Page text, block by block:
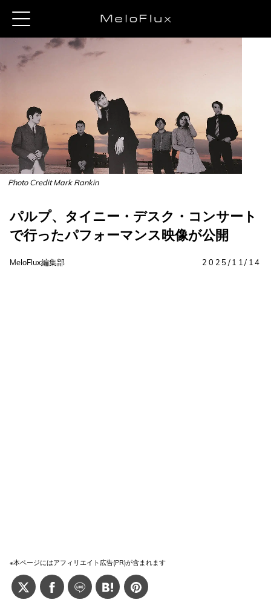
Photo Credit Mark Rankin
パルプ、タイニー・デスク・コンサート
で行ったパフォーマンス映像が公開
MeloFlux編集部 2025/11/14
※本ページにはアフィリエイト広告(PR)が含まれます